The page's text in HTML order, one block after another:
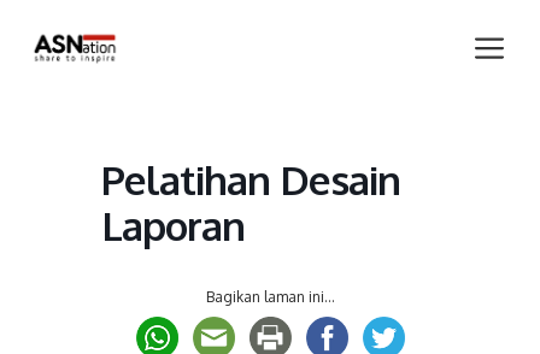
Pelatihan Desain
Laporan
Bagikan laman ini...